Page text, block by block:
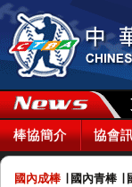
棒協簡介 協會
國內成棒 國內青棒